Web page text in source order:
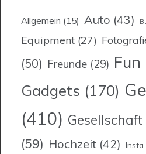
Allgemein (15) Auto (43)
Equipment (27)
(50) Freunde (29) Fun
Gadgets (170)
(410) Gesellschaft
(59) Hochzeit (42)